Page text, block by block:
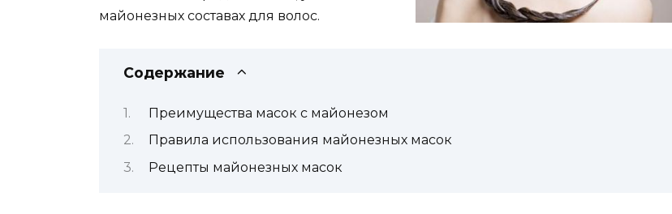
майонезных составах для волос.
Содержание
Преимущества масок с майонезом
Правила использования майонезных масок
Рецепты майонезных масок